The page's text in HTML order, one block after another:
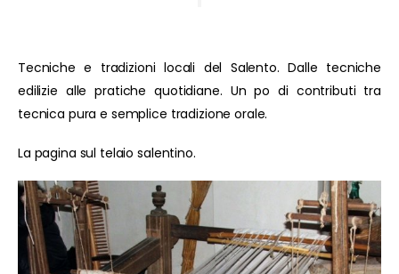
Tecniche e tradizioni locali del Salento. Dalle tecniche
edilizie alle pratiche quotidiane. Un po di contributi tra
tecnica pura e semplice tradizione orale.
La pagina sul telaio salentino.